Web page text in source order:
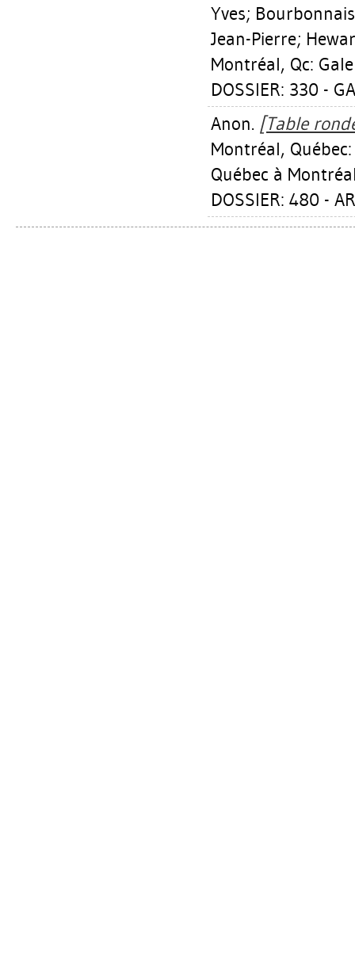
Yves;
Jean-Pierre;
Montréal, Qc:
DOSSIER: 330 -
Anon. [Table
Montréal,
Québec à
DOSSIER: 480 -